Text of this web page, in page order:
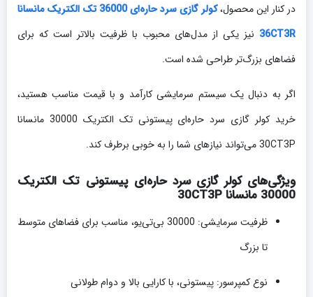
در کنار این محصول،
کولر گازی سرد حاره‌ای 36000 تک الکتریک مانسانا
36CT3R نیز یکی از مدل‌های محبوب با ظرفیت بالاتر است که برای
فضاهای بزرگ‌تر طراحی شده است.
اگر به دنبال یک سیستم سرمایشی کارآمد و با قیمت مناسب هستید،
خرید کولر گازی سرد حاره‌ای پیستونی تک الکتریک 30000 مانسانا
30CT3P می‌تواند نیازهای شما را به خوبی برطرف کند.
ویژگی‌های کولر گازی سرد حاره‌ای پیستونی تک الکتریک
30000 مانسانا 30CT3P
ظرفیت سرمایشی: 30000 بی‌تی‌یو، مناسب برای فضاهای متوسط
تا بزرگ
نوع کمپرسور: پیستونی، با کارایی بالا و دوام طولانی